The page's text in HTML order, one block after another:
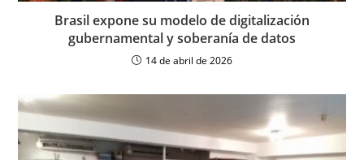
Brasil expone su modelo de digitalización
gubernamental y soberanía de datos
14 de abril de 2026